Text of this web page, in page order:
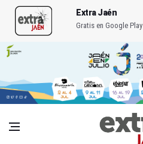
Extra Jaén
Gratis en Google Play